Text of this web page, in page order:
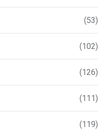
(53)
(102)
(126)
(111)
(119)